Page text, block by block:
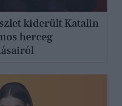
kiderült Katalin
herceg